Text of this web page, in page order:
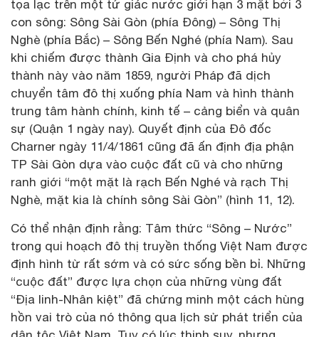
tọa lạc trên một tứ giác nước giới hạn 3 mặt bởi 3
con sông: Sông Sài Gòn (phía Đông) – Sông Thị
Nghè (phía Bắc) – Sông Bến Nghé (phía Nam). Sau
khi chiếm được thành Gia Định và cho phá hủy
thành này vào năm 1859, người Pháp đã dịch
chuyển tâm đô thị xuống phía Nam và hình thành
trung tâm hành chính, kinh tế – cảng biển và quân
sự (Quận 1 ngày nay). Quyết định của Đô đốc
Charner ngày 11/4/1861 cũng đã ấn định địa phận
TP Sài Gòn dựa vào cuộc đất cũ và cho những
ranh giới “một mặt là rạch Bến Nghé và rạch Thị
Nghè, mặt kia là chính sông Sài Gòn” (hình 11, 12).
Có thể nhận định rằng: Tâm thức “Sông – Nước”
trong qui hoạch đô thị truyền thống Việt Nam được
định hình từ rất sớm và có sức sống bền bỉ. Những
“cuộc đất” được lựa chọn của những vùng đất
“Địa linh-Nhân kiệt” đã chứng minh một cách hùng
hồn vai trò của nó thông qua lịch sử phát triển của